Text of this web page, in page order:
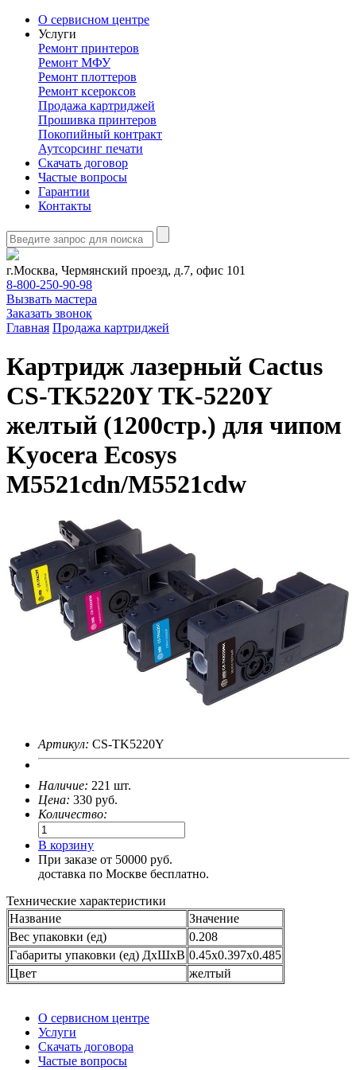
О сервисном центре
Услуги
Ремонт принтеров
Ремонт МФУ
Ремонт плоттеров
Ремонт ксероксов
Продажа картриджей
Прошивка принтеров
Покопийный контракт
Аутсорсинг печати
Скачать договор
Частые вопросы
Гарантии
Контакты
г.Москва, Чермянский проезд, д.7, офис 101
8-800-250-90-98
Вызвать мастера
Заказать звонок
Главная Продажа картриджей
Картридж лазерный Cactus
CS-TK5220Y TK-5220Y
желтый (1200стр.) для чипом
Kyocera Ecosys
M5521cdn/M5521cdw
Артикул: CS-TK5220Y
Наличие: 221 шт.
Цена: 330 руб.
Количество:
В корзину
При заказе от 50000 руб.
доставка по Москве бесплатно.
Технические характеристики
Название
Значение
Вес упаковки (ед)
0.208
Габариты упаковки (ед) ДхШхВ 0.45x0.397x0.485
Цвет
желтый
О сервисном центре
Услуги
Скачать договора
Частые вопросы